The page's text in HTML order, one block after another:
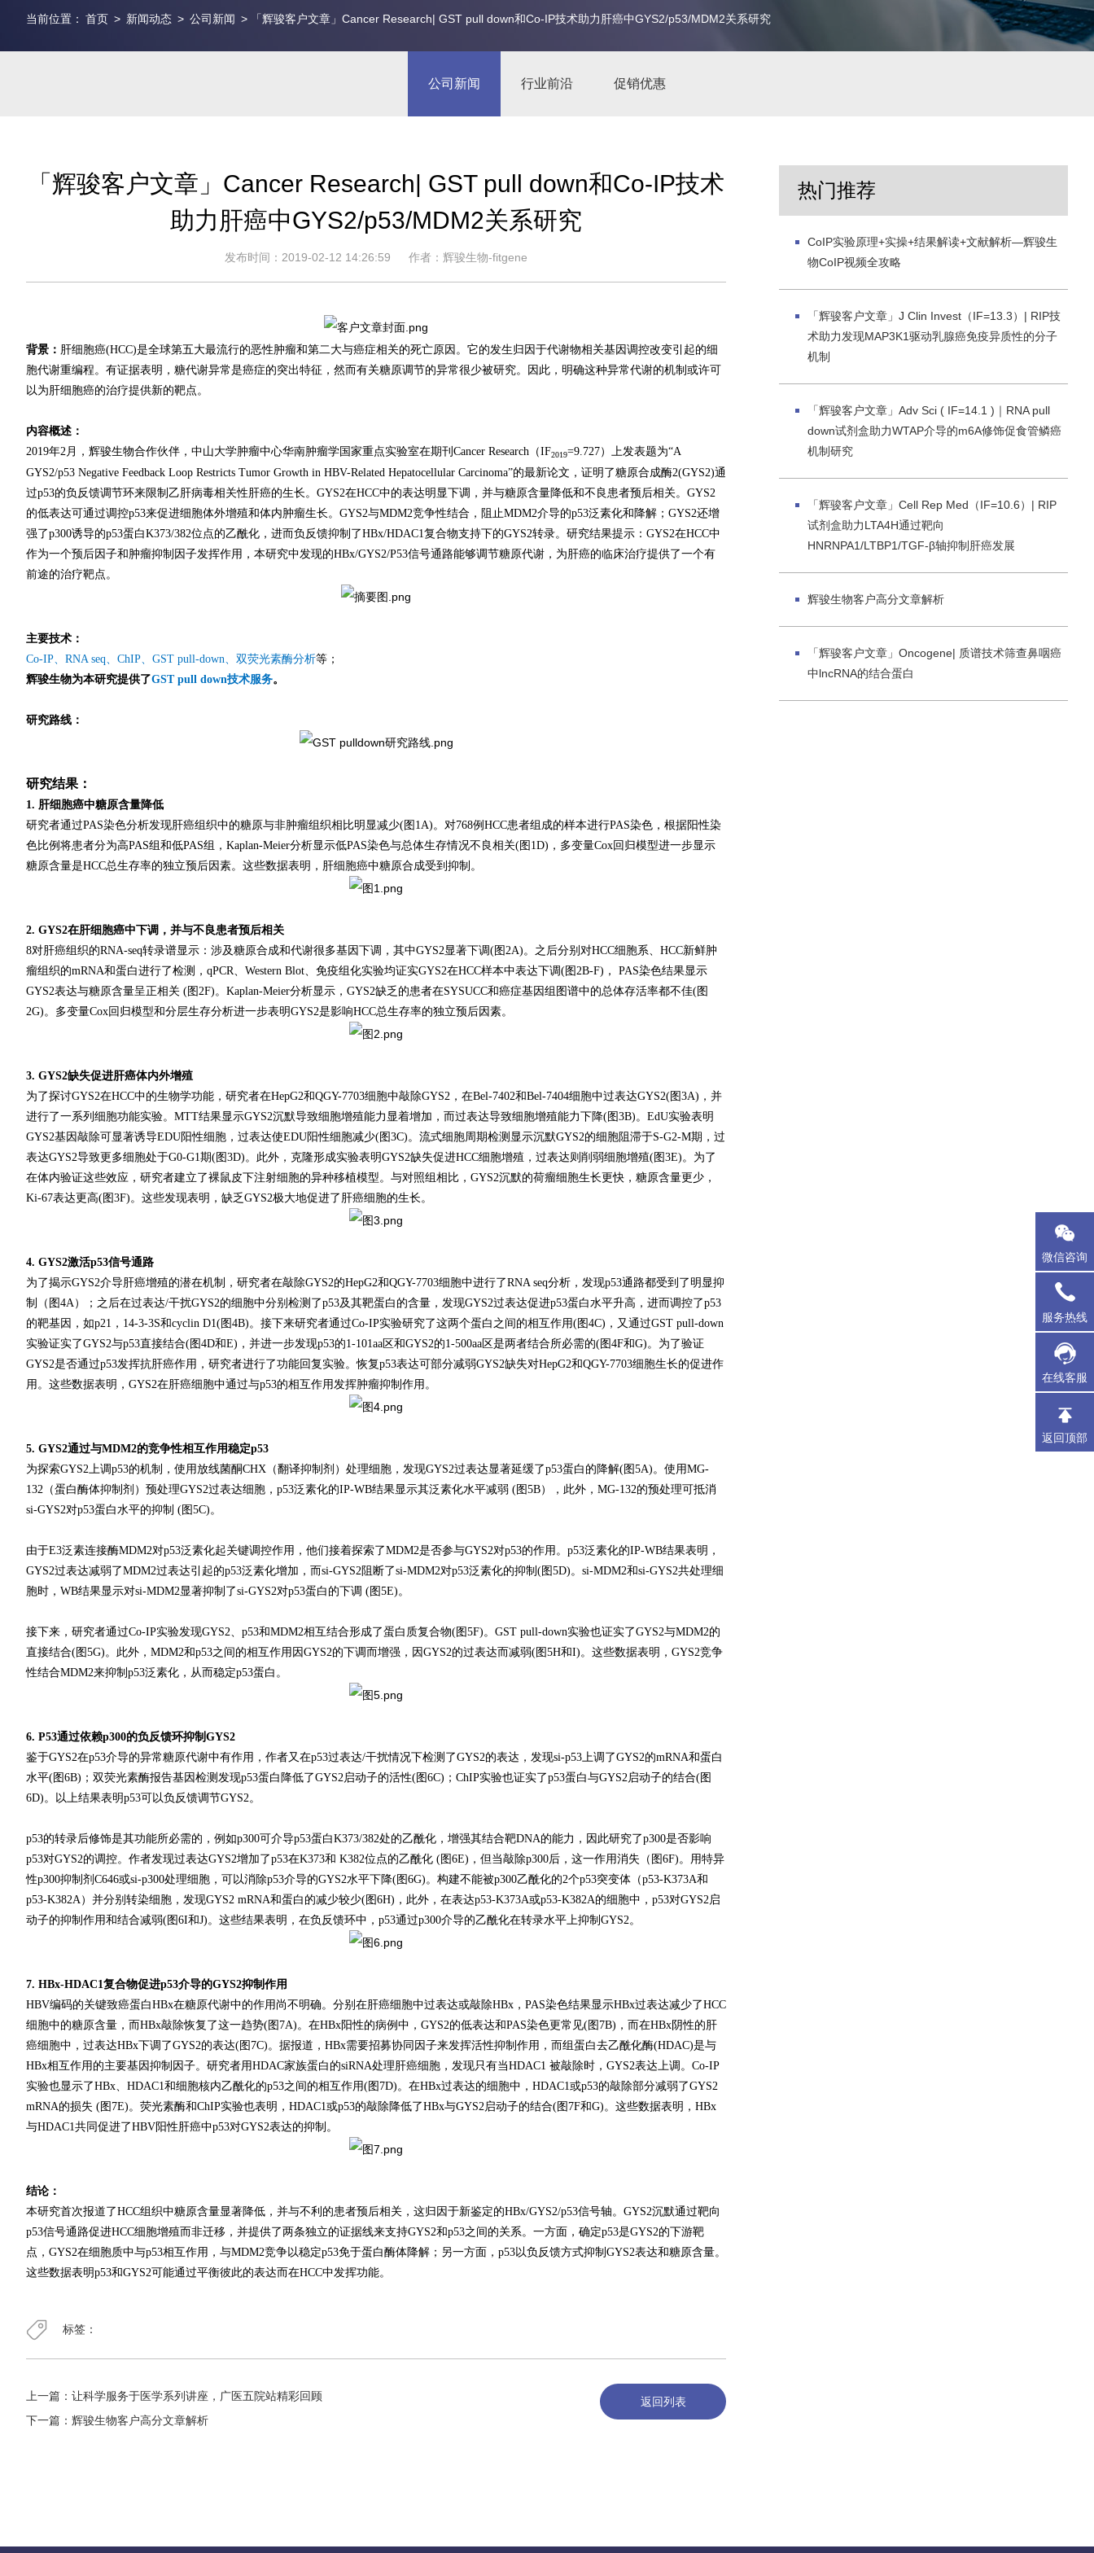
当前位置： 首页 > 新闻动态 > 公司新闻 > 「辉骏客户文章」Cancer Research| GST pull down和Co-IP技术助力肝癌中GYS2/p53/MDM2关系研究
公司新闻 行业前沿 促销优惠
「辉骏客户文章」Cancer Research| GST pull down和Co-IP技术
助力肝癌中GYS2/p53/MDM2关系研究
发布时间：2019-02-12 14:26:59 作者：辉骏生物-fitgene
背景： 肝细胞癌(HCC)是全球第五大最流行的恶性肿瘤和第二大与癌症相关的死亡原因。它的发生归因于代谢物相关基因调控改变引起的细
胞代谢重编程。有证据表明，糖代谢异常是癌症的突出特征，然而有关糖原调节的异常很少被研究。因此，明确这种异常代谢的机制或许可
以为肝细胞癌的治疗提供新的靶点。
内容概述：
2019年2月，辉骏生物合作伙伴，中山大学肿瘤中心华南肿瘤学国家重点实验室在期刊Cancer Research（IF2019=9.727）上发表题为“A
GYS2/p53 Negative Feedback Loop Restricts Tumor Growth in HBV-Related Hepatocellular Carcinoma”的最新论文，证明了糖原合成酶2(GYS2)通
过p53的负反馈调节环来限制乙肝病毒相关性肝癌的生长。GYS2在HCC中的表达明显下调，并与糖原含量降低和不良患者预后相关。GYS2
的低表达可通过调控p53来促进细胞体外增殖和体内肿瘤生长。GYS2与MDM2竞争性结合，阻止MDM2介导的p53泛素化和降解；GYS2还增
强了p300诱导的p53蛋白K373/382位点的乙酰化，进而负反馈抑制了HBx/HDAC1复合物支持下的GYS2转录。研究结果提示：GYS2在HCC中
作为一个预后因子和肿瘤抑制因子发挥作用，本研究中发现的HBx/GYS2/P53信号通路能够调节糖原代谢，为肝癌的临床治疗提供了一个有
前途的治疗靶点。
主要技术：
Co-IP、RNA seq、 ChIP、 GST pull-down、 双荧光素酶分析等；
辉骏生物为本研究提供了GST pull down技术服务。
研究路线：
研究结果：
1. 肝细胞癌中糖原含量降低
研究者通过PAS染色分析发现肝癌组织中的糖原与非肿瘤组织相比明显减少(图1A)。对768例HCC患者组成的样本进行PAS染色，根据阳性染
色比例将患者分为高PAS组和低PAS组，Kaplan-Meier分析显示低PAS染色与总体生存情况不良相关(图1D)，多变量Cox回归模型进一步显示
糖原含量是HCC总生存率的独立预后因素。这些数据表明，肝细胞癌中糖原合成受到抑制。
2. GYS2在肝细胞癌中下调，并与不良患者预后相关
8对肝癌组织的RNA-seq转录谱显示：涉及糖原合成和代谢很多基因下调，其中GYS2显著下调(图2A)。之后分别对HCC细胞系、HCC新鲜肿
瘤组织的mRNA和蛋白进行了检测，qPCR、Western Blot、免疫组化实验均证实GYS2在HCC样本中表达下调(图2B-F)， PAS染色结果显示
GYS2表达与糖原含量呈正相关 (图2F)。Kaplan-Meier分析显示，GYS2缺乏的患者在SYSUCC和癌症基因组图谱中的总体存活率都不佳(图
2G)。多变量Cox回归模型和分层生存分析进一步表明GYS2是影响HCC总生存率的独立预后因素。
3. GYS2缺失促进肝癌体内外增殖
为了探讨GYS2在HCC中的生物学功能，研究者在HepG2和QGY-7703细胞中敲除GYS2，在Bel-7402和Bel-7404细胞中过表达GYS2(图3A)，并
进行了一系列细胞功能实验。MTT结果显示GYS2沉默导致细胞增殖能力显着增加，而过表达导致细胞增殖能力下降(图3B)。EdU实验表明
GYS2基因敲除可显著诱导EDU阳性细胞，过表达使EDU阳性细胞减少(图3C)。流式细胞周期检测显示沉默GYS2的细胞阻滞于S-G2-M期，过
表达GYS2导致更多细胞处于G0-G1期(图3D)。此外，克隆形成实验表明GYS2缺失促进HCC细胞增殖，过表达则削弱细胞增殖(图3E)。为了
在体内验证这些效应，研究者建立了裸鼠皮下注射细胞的异种移植模型。与对照组相比，GYS2沉默的荷瘤细胞生长更快，糖原含量更少，
Ki-67表达更高(图3F)。这些发现表明，缺乏GYS2极大地促进了肝癌细胞的生长。
4. GYS2激活p53信号通路
为了揭示GYS2介导肝癌增殖的潜在机制，研究者在敲除GYS2的HepG2和QGY-7703细胞中进行了RNA seq分析，发现p53通路都受到了明显抑
制（图4A）；之后在过表达/干扰GYS2的细胞中分别检测了p53及其靶蛋白的含量，发现GYS2过表达促进p53蛋白水平升高，进而调控了p53
的靶基因，如p21，14-3-3S和cyclin D1(图4B)。接下来研究者通过Co-IP实验研究了这两个蛋白之间的相互作用(图4C)，又通过GST pull-down
实验证实了GYS2与p53直接结合(图4D和E)，并进一步发现p53的1-101aa区和GYS2的1-500aa区是两者结合所必需的(图4F和G)。为了验证
GYS2是否通过p53发挥抗肝癌作用，研究者进行了功能回复实验。恢复p53表达可部分减弱GYS2缺失对HepG2和QGY-7703细胞生长的促进作
用。这些数据表明，GYS2在肝癌细胞中通过与p53的相互作用发挥肿瘤抑制作用。
5. GYS2通过与MDM2的竞争性相互作用稳定p53
为探索GYS2上调p53的机制，使用放线菌酮CHX（翻译抑制剂）处理细胞，发现GYS2过表达显著延缓了p53蛋白的降解(图5A)。使用MG-
132（蛋白酶体抑制剂）预处理GYS2过表达细胞，p53泛素化的IP-WB结果显示其泛素化水平减弱 (图5B），此外，MG-132的预处理可抵消
si-GYS2对p53蛋白水平的抑制 (图5C)。
由于E3泛素连接酶MDM2对p53泛素化起关键调控作用，他们接着探索了MDM2是否参与GYS2对p53的作用。p53泛素化的IP-WB结果表明，
GYS2过表达减弱了MDM2过表达引起的p53泛素化增加，而si-GYS2阻断了si-MDM2对p53泛素化的抑制(图5D)。si-MDM2和si-GYS2共处理细
胞时，WB结果显示对si-MDM2显著抑制了si-GYS2对p53蛋白的下调 (图5E)。
接下来，研究者通过Co-IP实验发现GYS2、p53和MDM2相互结合形成了蛋白质复合物(图5F)。GST pull-down实验也证实了GYS2与MDM2的
直接结合(图5G)。此外，MDM2和p53之间的相互作用因GYS2的下调而增强，因GYS2的过表达而减弱(图5H和I)。这些数据表明，GYS2竞争
性结合MDM2来抑制p53泛素化，从而稳定p53蛋白。
6. P53通过依赖p300的负反馈环抑制GYS2
鉴于GYS2在p53介导的异常糖原代谢中有作用，作者又在p53过表达/干扰情况下检测了GYS2的表达，发现si-p53上调了GYS2的mRNA和蛋白
水平(图6B)；双荧光素酶报告基因检测发现p53蛋白降低了GYS2启动子的活性(图6C)；ChIP实验也证实了p53蛋白与GYS2启动子的结合(图
6D)。以上结果表明p53可以负反馈调节GYS2。
p53的转录后修饰是其功能所必需的，例如p300可介导p53蛋白K373/382处的乙酰化，增强其结合靶DNA的能力，因此研究了p300是否影响
p53对GYS2的调控。作者发现过表达GYS2增加了p53在K373和 K382位点的乙酰化 (图6E)，但当敲除p300后，这一作用消失（图6F)。用特异
性p300抑制剂C646或si-p300处理细胞，可以消除p53介导的GYS2水平下降(图6G)。构建不能被p300乙酰化的2个p53突变体（p53-K373A和
p53-K382A）并分别转染细胞，发现GYS2 mRNA和蛋白的减少较少(图6H)，此外，在表达p53-K373A或p53-K382A的细胞中，p53对GYS2启
动子的抑制作用和结合减弱(图6I和J)。这些结果表明，在负反馈环中，p53通过p300介导的乙酰化在转录水平上抑制GYS2。
7. HBx-HDAC1复合物促进p53介导的GYS2抑制作用
HBV编码的关键致癌蛋白HBx在糖原代谢中的作用尚不明确。分别在肝癌细胞中过表达或敲除HBx，PAS染色结果显示HBx过表达减少了HCC
细胞中的糖原含量，而HBx敲除恢复了这一趋势(图7A)。在HBx阳性的病例中，GYS2的低表达和PAS染色更常见(图7B)，而在HBx阴性的肝
癌细胞中，过表达HBx下调了GYS2的表达(图7C)。据报道，HBx需要招募协同因子来发挥活性抑制作用，而组蛋白去乙酰化酶(HDAC)是与
HBx相互作用的主要基因抑制因子。研究者用HDAC家族蛋白的siRNA处理肝癌细胞，发现只有当HDAC1 被敲除时，GYS2表达上调。Co-IP
实验也显示了HBx、HDAC1和细胞核内乙酰化的p53之间的相互作用(图7D)。在HBx过表达的细胞中，HDAC1或p53的敲除部分减弱了GYS2
mRNA的损失 (图7E)。荧光素酶和ChIP实验也表明，HDAC1或p53的敲除降低了HBx与GYS2启动子的结合(图7F和G)。这些数据表明，HBx
与HDAC1共同促进了HBV阳性肝癌中p53对GYS2表达的抑制。
结论：
本研究首次报道了HCC组织中糖原含量显著降低，并与不利的患者预后相关，这归因于新鉴定的HBx/GYS2/p53信号轴。GYS2沉默通过靶向
p53信号通路促进HCC细胞增殖而非迁移，并提供了两条独立的证据线来支持GYS2和p53之间的关系。一方面，确定p53是GYS2的下游靶
点，GYS2在细胞质中与p53相互作用，与MDM2竞争以稳定p53免于蛋白酶体降解；另一方面，p53以负反馈方式抑制GYS2表达和糖原含量。
这些数据表明p53和GYS2可能通过平衡彼此的表达而在HCC中发挥功能。
标签：
上一篇： 让科学服务于医学系列讲座，广医五院站精彩回顾
下一篇： 辉骏生物客户高分文章解析
返回列表
热门推荐
CoIP实验原理+实操+结果解读+文献解析—辉骏生
物CoIP视频全攻略
「辉骏客户文章」J Clin Invest（IF=13.3）| RIP技
术助力发现MAP3K1驱动乳腺癌免疫异质性的分子
机制
「辉骏客户文章」Adv Sci ( IF=14.1 )｜RNA pull
down试剂盒助力WTAP介导的m6A修饰促食管鳞癌
机制研究
「辉骏客户文章」Cell Rep Med（IF=10.6）| RIP
试剂盒助力LTA4H通过靶向
HNRNPA1/LTBP1/TGF-β轴抑制肝癌发展
辉骏生物客户高分文章解析
「辉骏客户文章」Oncogene| 质谱技术筛查鼻咽癌
中lncRNA的结合蛋白
微信咨询
服务热线
在线客服
返回顶部